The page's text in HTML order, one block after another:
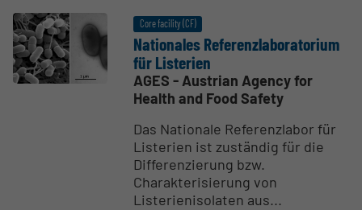
Core facility (CF)
Natio­nales Referen­zlab­o­ra­torium
für Listerien
AGES - Austrian Agency for
Health and Food Safety
Das Nationale Referenzlabor für
Listerien ist zuständig für die
Differenzierung bzw.
Charakterisierung von
Listerienisolaten aus...